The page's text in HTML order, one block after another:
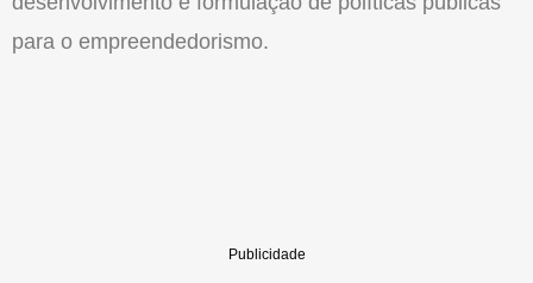
para o empreendedorismo.